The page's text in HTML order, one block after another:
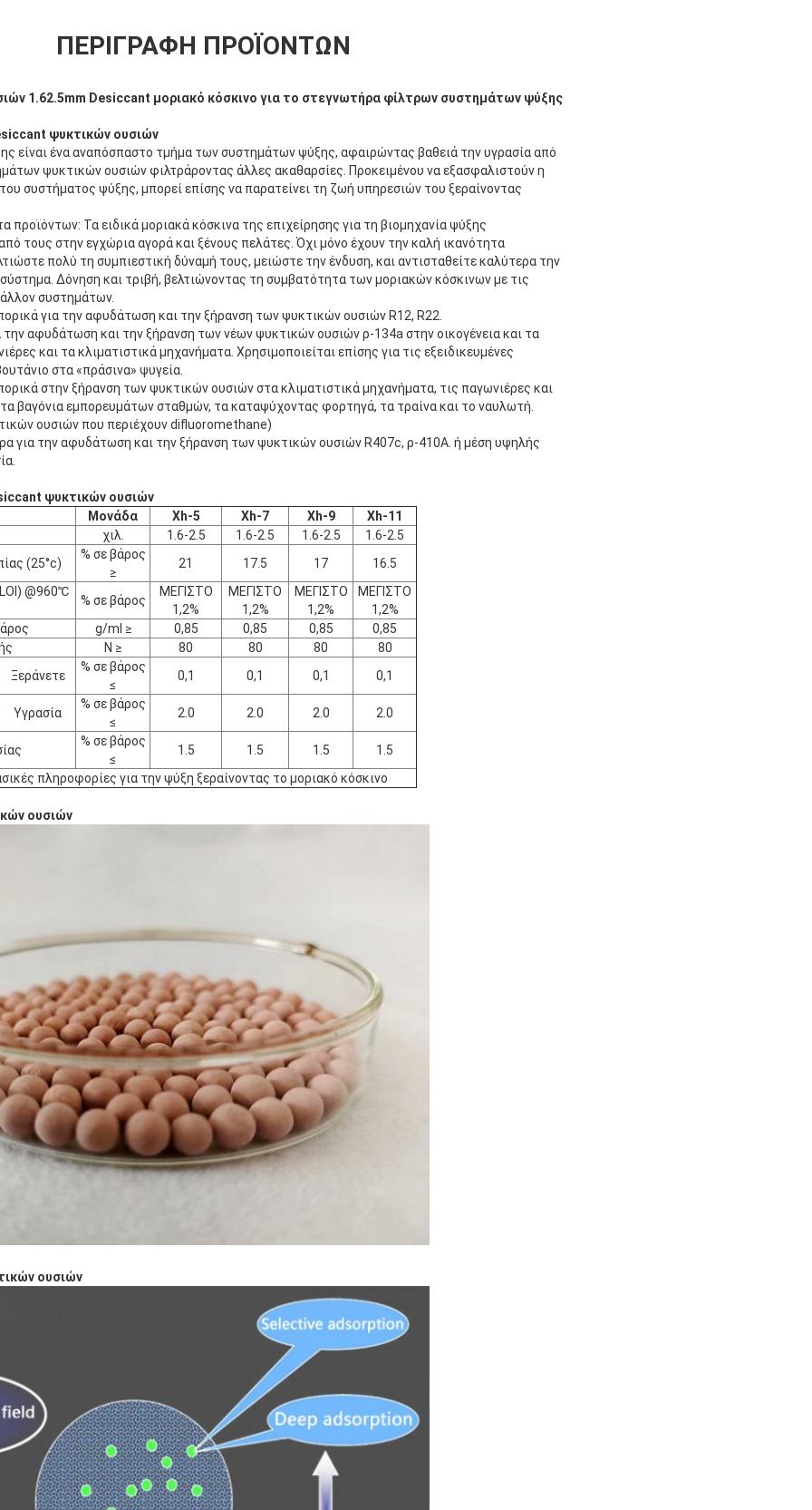
ΠΕΡΙΓΡΑΦΉ ΠΡΟΪΌΝΤΩΝ
1.62.5mm Desiccant μοριακό κόσκινο για το στεγνωτήρα φίλτρων συστημάτων ψύξης
ψυκτικών ουσιών
είναι ένα αναπόσπαστο τμήμα των συστημάτων ψύξης, αφαιρώντας βαθειά την υγρασία από
ψυκτικών ουσιών φιλτράροντας άλλες ακαθαρσίες. Προκειμένου να εξασφαλιστούν η
συστήματος ψύξης, μπορεί επίσης να παρατείνει τη ζωή υπηρεσιών του ξεραίνοντας
προϊόντων: Τα ειδικά μοριακά κόσκινα της επιχείρησης για τη βιομηχανία ψύξης
τους στην εγχώρια αγορά και ξένους πελάτες. Όχι μόνο έχουν την καλή ικανότητα
πολύ τη συμπιεστική δύναμή τους, μειώστε την ένδυση, και αντισταθείτε καλύτερα την
Δόνηση και τριβή, βελτιώνοντας τη συμβατότητα των μοριακών κόσκινων με τις
συστημάτων.
για την αφυδάτωση και την ξήρανση των ψυκτικών ουσιών R12, R22.
την αφυδάτωση και την ξήρανση των νέων ψυκτικών ουσιών ρ-134a στην οικογένεια και τα
και τα κλιματιστικά μηχανήματα. Χρησιμοποιείται επίσης για τις εξειδικευμένες
στα «πράσινα» ψυγεία.
στην ξήρανση των ψυκτικών ουσιών στα κλιματιστικά μηχανήματα, τις παγωνιέρες και
βαγόνια εμπορευμάτων σταθμών, τα καταψύχοντας φορτηγά, τα τραίνα και το ναυλωτή.
ουσιών που περιέχουν difluoromethane)
για την αφυδάτωση και την ξήρανση των ψυκτικών ουσιών R407c, ρ-410A. ή μέση υψηλής
ψυκτικών ουσιών
Μονάδα Xh-5 Xh-7 Xh-9
Xh-11
χιλ. 1.6-2.5 1.6-2.5 1.6-2.5
1.6-2.5
(25°c)
% σε βάρος
≥
21 17.5 17
16.5
@960℃
% σε βάρος
ΜΕΓΙΣΤΟ
1,2%
ΜΕΓΙΣΤΟ
1,2%
ΜΕΓΙΣΤΟ
1,2%
ΜΕΓΙΣΤΟ
1,2%
g/ml ≥ 0,85 0,85 0,85
0,85
Ν ≥ 80 80 80
80
Ξεράνετε
% σε βάρος
≤
0,1 0,1 0,1 0,1
Υγρασία
% σε βάρος
≤
2.0 2.0 2.0 2.0
% σε βάρος
≤
1.5 1.5 1.5
1.5
πληροφορίες για την ψύξη ξεραίνοντας το μοριακό κόσκινο
ουσιών
ουσιών